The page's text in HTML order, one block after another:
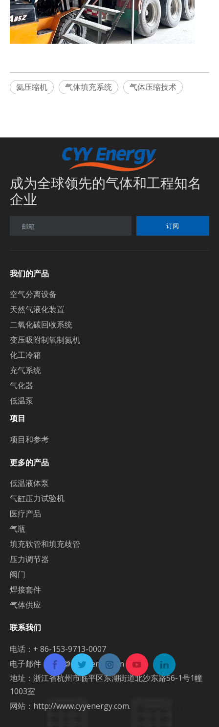
氦压缩机 气体填充系统 气体压缩技术
成为全球领先的气体和工程知名
企业
邮箱 订阅
我们的产品
空气分离设备
天然气液化装置
二氧化碳回收系统
变压吸附制氧制氮机
化工冷箱
充气系统
气化器
低温泵
项目
项目和参考
更多的产品
低温液体泵
气缸压力试验机
医疗产品
气瓶
填充软管和填充歧管
压力调节器
阀门
焊接套件
气体供应
联系我们
电话：+ 86-153-9713-0007
电子邮件：
info@cyyenergy.com
地址：浙江省杭州市临平区东湖街道北沙东路56-1号1幢
1003室
网站： http://www.cyyenergy.com.